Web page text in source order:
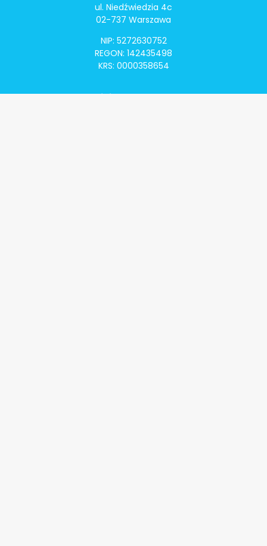
ul. Niedźwiedzia 4c
02-737 Warszawa
NIP: 5272630752
REGON: 142435498
KRS: 0000358654
Alivia Onkomapa